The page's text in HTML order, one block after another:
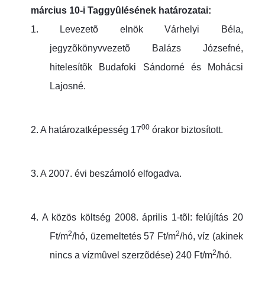
március 10-i Taggyûlésének határozatai:
1.
Levezetõ elnök Várhelyi Béla,
jegyzõkönyvvezetõ Balázs Józsefné,
hitelesítõk Budafoki Sándorné és Mohácsi
Lajosné.
2. A határozatképesség 1700 órakor biztosított.
3. A 2007. évi beszámoló elfogadva.
4. A közös költség 2008. április 1-tõl: felújítás 20
Ft/m2/hó, üzemeltetés 57 Ft/m2/hó, víz (akinek
nincs a vízmûvel szerzõdése) 240 Ft/m2/hó.